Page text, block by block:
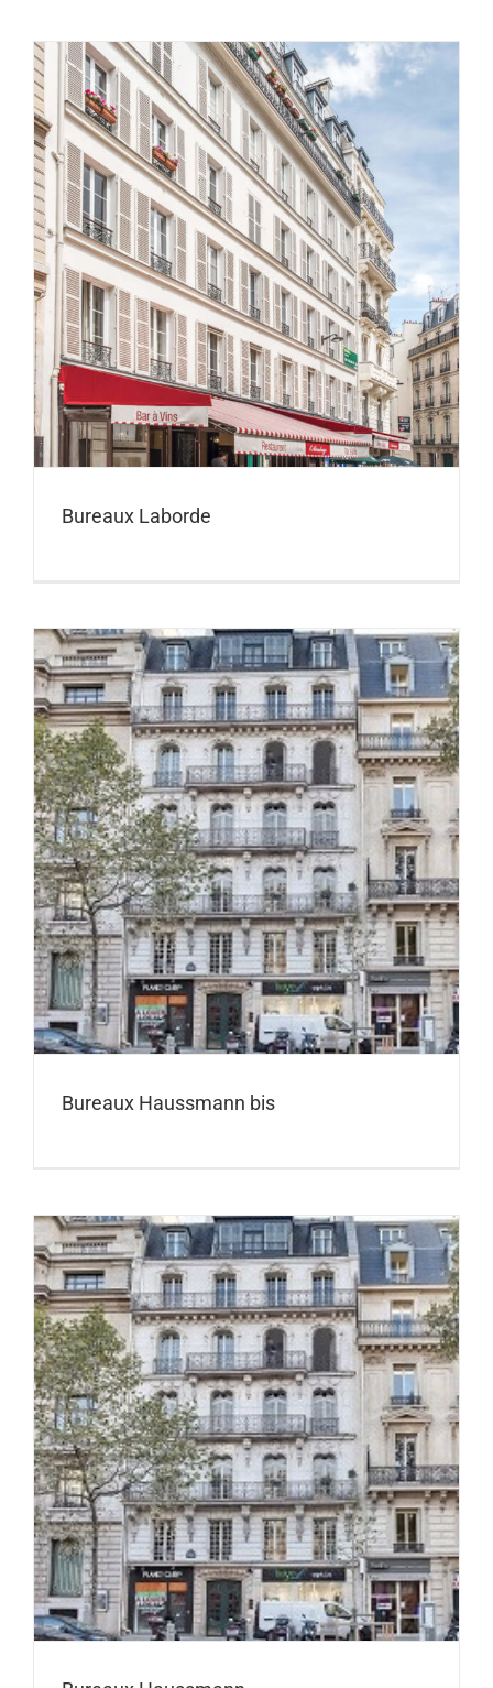
Bureaux Laborde
Bureaux Haussmann bis